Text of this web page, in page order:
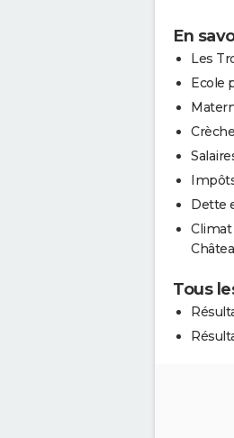
En
Les
Ecole
Dette
Tous